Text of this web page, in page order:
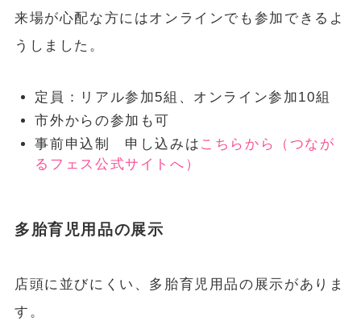
来場が心配な方にはオンラインでも参加できるよ
うしました。
定員：リアル参加5組、オンライン参加10組
市外からの参加も可
事前申込制 申し込みは こちらから（つなが
るフェス公式サイトへ）
多胎育児用品の展示
店頭に並びにくい、多胎育児用品の展示がありま
す。